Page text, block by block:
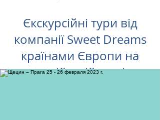
Єкскурсійні тури від
компанії Sweet Dreams
країнами Європи на
російській мові